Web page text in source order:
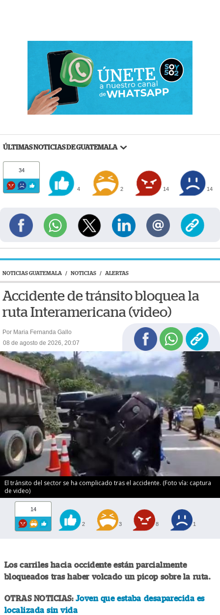
ÚLTIMAS NOTICIAS DE GUATEMALA
34
4 2 14 14
NOTICIAS GUATEMALA / NOTICIAS / ALERTAS
Accidente de tránsito bloquea la
ruta Interamericana (video)
Por Maria Fernanda Gallo
08 de agosto de 2026, 20:07
El tránsito del sector se ha complicado tras el accidente. (Foto vía: captura
de video)
14
2 3 8 1
Los carriles hacia occidente están parcialmente
bloqueados tras haber volcado un picop sobre la ruta.
OTRAS NOTICIAS:Joven que estaba desaparecida es
localizada sin vida